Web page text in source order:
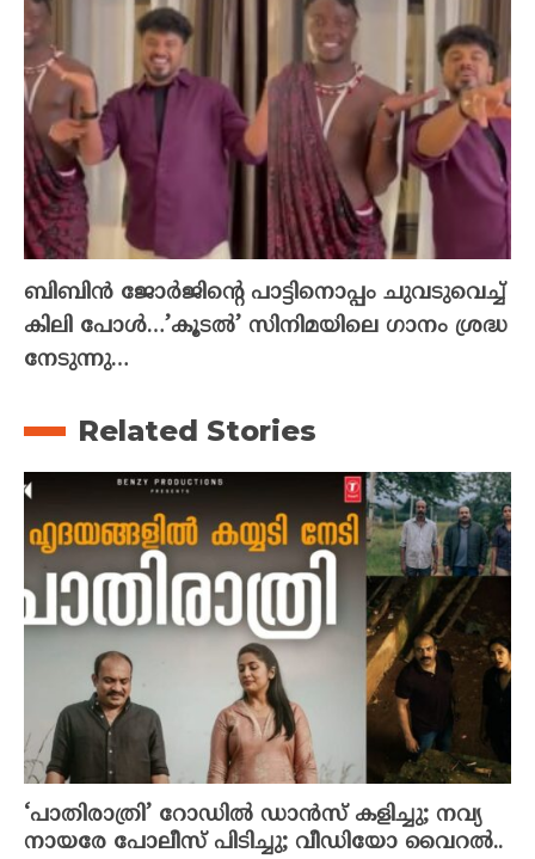
ബിബിൻ ജോർജിന്റെ പാട്ടിനൊപ്പം ചുവടുവെച്ച്
കിലി പോൾ…’കൂടൽ’ സിനിമയിലെ ഗാനം ശ്രദ്ധ
നേടുന്നു…
Related Stories
‘പാതിരാത്രി’ റോഡിൽ ഡാൻസ് കളിച്ചു; നവ്യ
നായരേ പോലീസ് പിടിച്ചു; വീഡിയോ വൈറൽ..